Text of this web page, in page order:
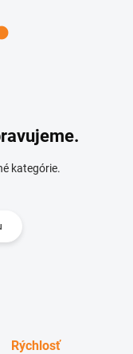
kategórie.
Rýchlosť